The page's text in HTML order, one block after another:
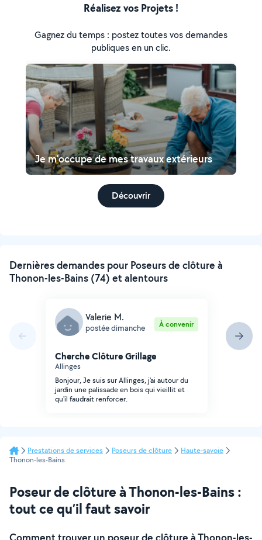
Réalisez vos Projets !
Gagnez du temps : postez toutes vos demandes
publiques en un clic.
Je m'occupe de mes travaux extérieurs
Découvrir
Dernières demandes pour Poseurs de clôture à
Thonon-les-Bains (74) et alentours
Valerie M.
postée dimanche À convenir
Cherche Clôture Grillage
Allinges
Bonjour, Je suis sur Allinges, j'ai autour du
jardin une palissade en bois qui vieillit et
qu'il faudrait renforcer.
Prestations de services Poseurs de clôture
Haute-savoie
Thonon-les-Bains
Poseur de clôture à Thonon-les-Bains :
tout ce qu’il faut savoir